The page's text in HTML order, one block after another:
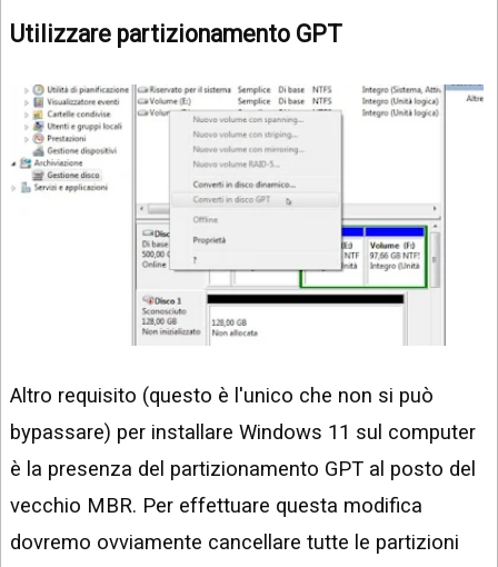
Utilizzare partizionamento GPT
Altro requisito (questo è l'unico che non si può
bypassare) per installare Windows 11 sul computer
è la presenza del partizionamento GPT al posto del
vecchio MBR. Per effettuare questa modifica
dovremo ovviamente cancellare tutte le partizioni